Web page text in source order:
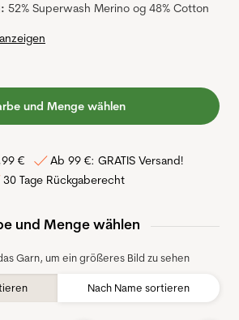
52% Superwash Merino og 48% Cotton
und Menge wählen
€
Ab 99 €: GRATIS Versand!
30 Tage Rückgaberecht
und Menge wählen
Garn, um ein größeres Bild zu sehen
Nach Name sortieren